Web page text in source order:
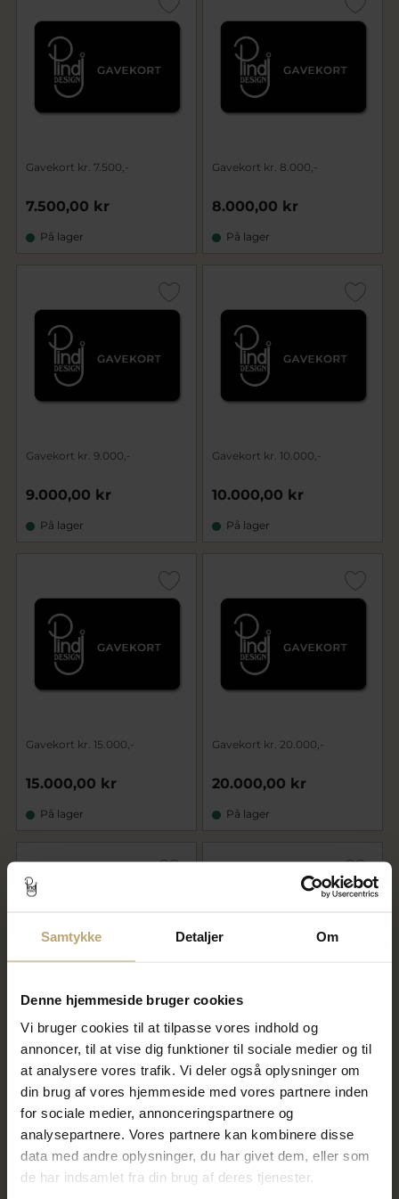
Samtykke Detaljer Om
Denne hjemmeside bruger cookies
Vi bruger cookies til at tilpasse vores indhold og
annoncer, til at vise dig funktioner til sociale medier og til
at analysere vores trafik. Vi deler også oplysninger om
din brug af vores hjemmeside med vores partnere inden
for sociale medier, annonceringspartnere og
analysepartnere. Vores partnere kan kombinere disse
data med andre oplysninger, du har givet dem, eller som
de har indsamlet fra din brug af deres tjenester.
Gavekort kr. 7.500,-
7.500,00 kr
På lager
Gavekort kr. 8.000,-
8.000,00 kr
På lager
Gavekort kr. 9.000,-
9.000,00 kr
På lager
Gavekort kr. 10.000,-
10.000,00 kr
På lager
Gavekort kr. 15.000,-
15.000,00 kr
På lager
Gavekort kr. 20.000,-
20.000,00 kr
På lager
Gavekort kr. 25.000,-
25.000,00 kr
På lager
Gavekort kr. 32.000,-
32.000,00 kr